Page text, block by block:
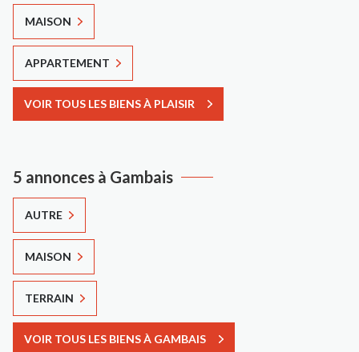
MAISON
APPARTEMENT
VOIR TOUS LES BIENS À PLAISIR
5 annonces à Gambais
AUTRE
MAISON
TERRAIN
VOIR TOUS LES BIENS À GAMBAIS